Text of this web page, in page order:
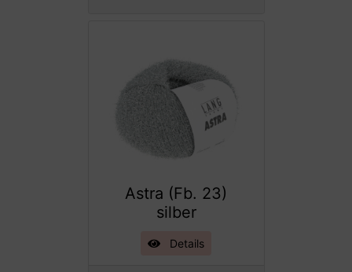
Astra (Fb. 23)
silber
Details